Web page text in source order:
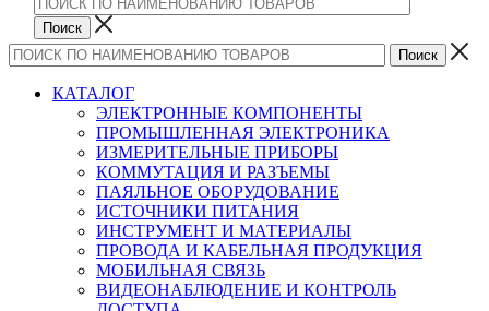
КАТАЛОГ
ЭЛЕКТРОННЫЕ КОМПОНЕНТЫ
ПРОМЫШЛЕННАЯ ЭЛЕКТРОНИКА
ИЗМЕРИТЕЛЬНЫЕ ПРИБОРЫ
КОММУТАЦИЯ И РАЗЪЕМЫ
ПАЯЛЬНОЕ ОБОРУДОВАНИЕ
ИСТОЧНИКИ ПИТАНИЯ
ИНСТРУМЕНТ И МАТЕРИАЛЫ
ПРОВОДА И КАБЕЛЬНАЯ ПРОДУКЦИЯ
МОБИЛЬНАЯ СВЯЗЬ
ВИДЕОНАБЛЮДЕНИЕ И КОНТРОЛЬ